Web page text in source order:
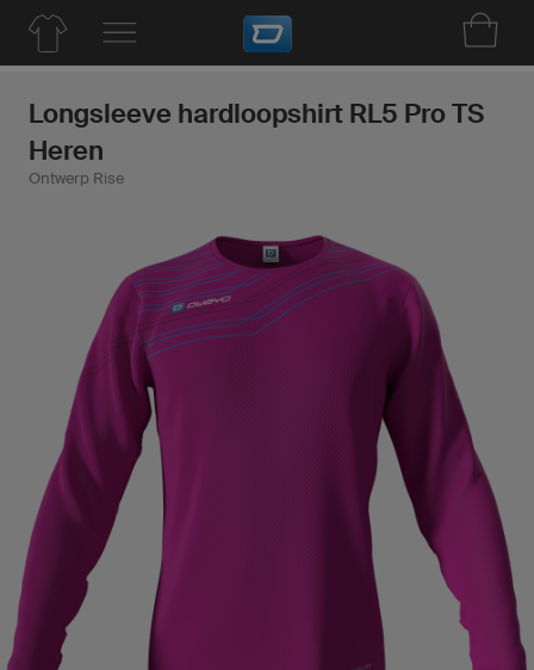
Longsleeve hardloopshirt RL5 Pro TS
Heren
Ontwerp Rise